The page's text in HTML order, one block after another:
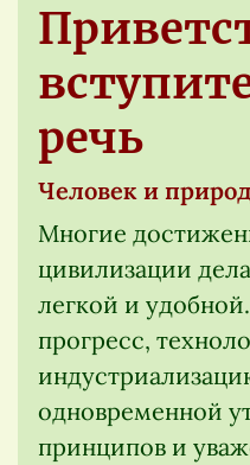
речь
Человек и
Многие
цивилизации
легкой и
прогресс,
одновременной
принципов и